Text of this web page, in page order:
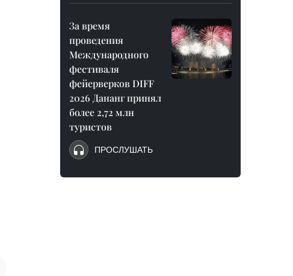
За время
проведения
Международного
фестиваля
фейерверков DIFF
2026 Дананг принял
более 2,72 млн
туристов
ПРОСЛУШАТЬ